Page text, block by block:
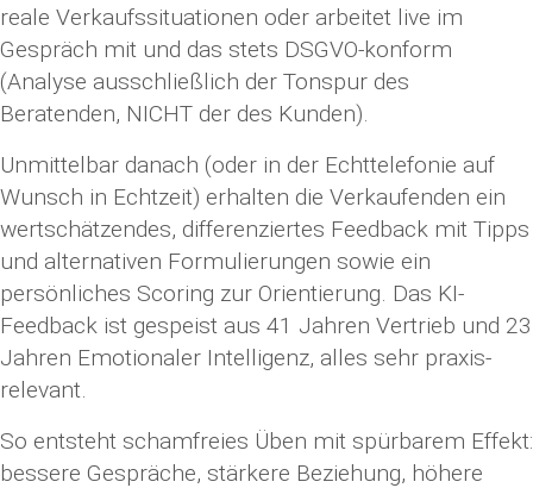
reale Verkaufssituationen oder arbeitet live im
Gespräch mit und das stets DSGVO-konform
(Analyse ausschließlich der Tonspur des
Beratenden, NICHT der des Kunden).
Unmittelbar danach (oder in der Echttelefonie auf
Wunsch in Echtzeit) erhalten die Verkaufenden ein
wertschätzendes, differenziertes Feedback mit Tipps
und alternativen Formulierungen sowie ein
persönliches Scoring zur Orientierung. Das KI-
Feedback ist gespeist aus 41 Jahren Vertrieb und 23
Jahren Emotionaler Intelligenz, alles sehr praxis-
relevant.
So entsteht schamfreies Üben mit spürbarem Effekt:
bessere Gespräche, stärkere Beziehung, höhere